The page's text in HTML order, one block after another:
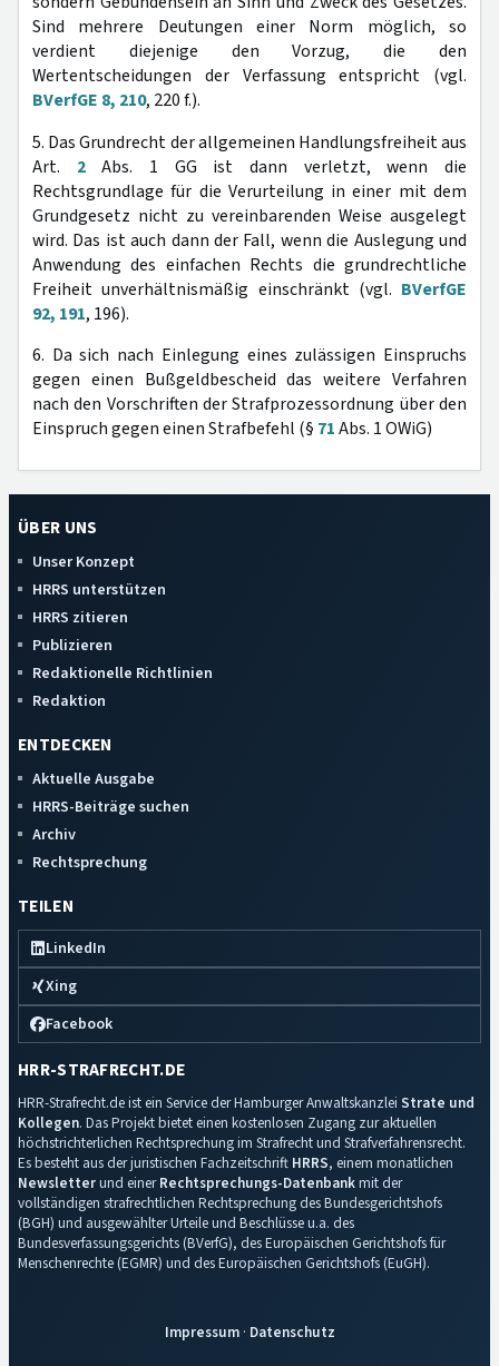
Sind mehrere Deutungen einer Norm möglich, so
verdient diejenige den Vorzug, die den
Wertentscheidungen der Verfassung entspricht (vgl.
BVerfGE 8, 210, 220 f.).
5. Das Grundrecht der allgemeinen Handlungsfreiheit aus
Art. 2Abs. 1 GG ist dann verletzt, wenn die
Rechtsgrundlage für die Verurteilung in einer mit dem
Grundgesetz nicht zu vereinbarenden Weise ausgelegt
wird. Das ist auch dann der Fall, wenn die Auslegung und
Anwendung des einfachen Rechts die grundrechtliche
Freiheit unverhältnismäßig einschränkt (vgl. BVerfGE
92, 191, 196).
6. Da sich nach Einlegung eines zulässigen Einspruchs
gegen einen Bußgeldbescheid das weitere Verfahren
nach den Vorschriften der Strafprozessordnung über den
Einspruch gegen einen Strafbefehl (§ 71Abs. 1 OWiG)
ÜBER UNS
Unser Konzept
HRRS unterstützen
HRRS zitieren
Publizieren
Redaktionelle Richtlinien
Redaktion
ENTDECKEN
Aktuelle Ausgabe
HRRS-Beiträge suchen
Archiv
Rechtsprechung
TEILEN
LinkedIn
Xing
Facebook
HRR-STRAFRECHT.DE
HRR-Strafrecht.de ist ein Service der Hamburger Anwaltskanzlei Strate und
Kollegen. Das Projekt bietet einen kostenlosen Zugang zur aktuellen
höchstrichterlichen Rechtsprechung im Strafrecht und Strafverfahrensrecht.
Es besteht aus der juristischen Fachzeitschrift HRRS, einem monatlichen
Newsletterund einerRechtsprechungs-Datenbankmit der
vollständigen strafrechtlichen Rechtsprechung des Bundesgerichtshofs
(BGH) und ausgewählter Urteile und Beschlüsse u.a. des
Bundesverfassungsgerichts (BVerfG), des Europäischen Gerichtshofs für
Menschenrechte (EGMR) und des Europäischen Gerichtshofs (EuGH).
Impressum· Datenschutz